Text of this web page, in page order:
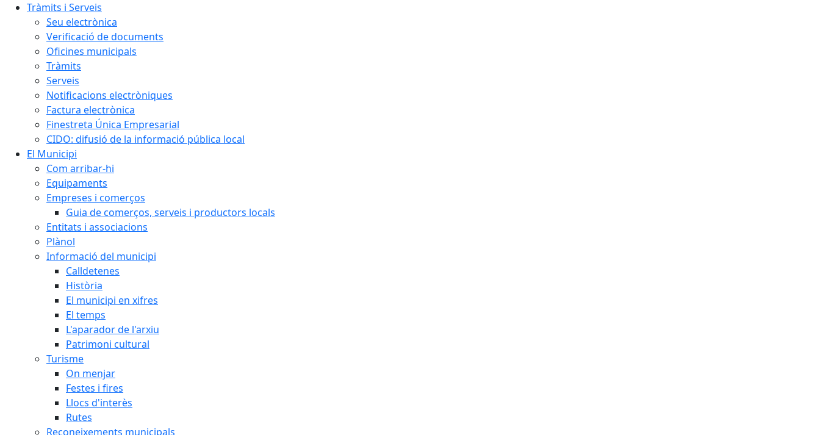
Tràmits i Serveis
Seu electrònica
Verificació de documents
Oficines municipals
Tràmits
Serveis
Notificacions electròniques
Factura electrònica
Finestreta Única Empresarial
CIDO: difusió de la informació pública local
El Municipi
Com arribar-hi
Equipaments
Empreses i comerços
Guia de comerços, serveis i productors locals
Entitats i associacions
Plànol
Informació del municipi
Calldetenes
Història
El municipi en xifres
El temps
L'aparador de l'arxiu
Patrimoni cultural
Turisme
On menjar
Festes i fires
Llocs d'interès
Rutes
Reconeixements municipals